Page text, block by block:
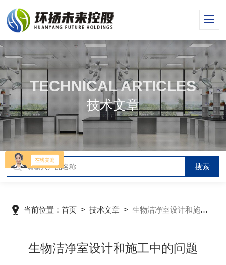
TECHNICAL ARTICLES
技术文章
当前位置：首页 >技术文章 >生物洁净室设计和施工中的问题
生物洁净室设计和施工中的问题